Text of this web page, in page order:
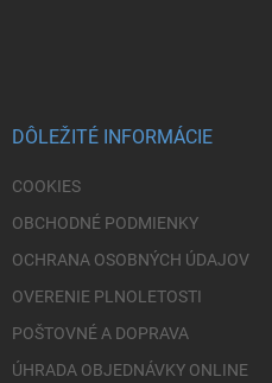
DÔLEŽITÉ INFORMÁCIE
COOKIES
OBCHODNÉ PODMIENKY
OCHRANA OSOBNÝCH ÚDAJOV
OVERENIE PLNOLETOSTI
POŠTOVNÉ A DOPRAVA
ÚHRADA OBJEDNÁVKY ONLINE